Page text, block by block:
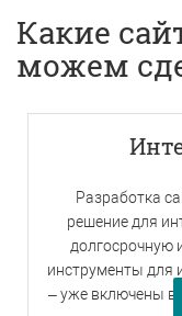
Какие
можем
Разработка
решение для
долгосрочную
инструменты для
– уже включены в